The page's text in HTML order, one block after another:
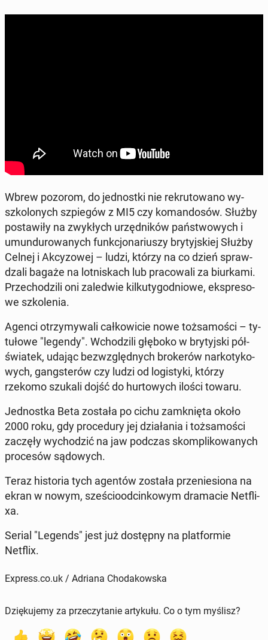
Wbrew pozorom, do jed­nost­ki nie re­kru­to­wa­no wy­
szko­lo­nych szpie­gów z MI5 czy ko­man­do­sów. Służby
po­sta­wi­ły na zwy­kłych urzęd­ni­ków pań­stwo­wych i
umun­du­ro­wa­nych funk­cjo­na­riu­szy bry­tyj­skiej Służby
Celnej i Ak­cy­zo­wej – ludzi, którzy na co dzień spraw­
dza­li bagaże na lot­ni­skach lub pra­co­wa­li za biur­ka­mi.
Prze­cho­dzi­li oni za­le­d­wie kil­ku­ty­go­dnio­we, eks­pre­so­
we szko­le­nia.
Agenci otrzy­my­wa­li cał­ko­wi­cie nowe toż­sa­mo­ści – ty­
tu­ło­we "legendy". Wcho­dzi­li głęboko w bry­tyj­ski pół­
świa­tek, udając bez­względ­nych bro­ke­rów nar­ko­ty­ko­
wych, gang­ste­rów czy ludzi od lo­gi­sty­ki, którzy
rzekomo szukali dojść do hur­to­wych ilości towaru.
Jed­nost­ka Beta została po cichu za­mknię­ta około
2000 roku, gdy pro­ce­du­ry jej dzia­ła­nia i toż­sa­mo­ści
zaczęły wy­cho­dzić na jaw podczas skom­pli­ko­wa­nych
pro­ce­sów są­do­wych.
Teraz hi­sto­ria tych agentów została prze­nie­sio­na na
ekran w nowym, sze­ścio­od­cin­ko­wym dra­ma­cie Net­fli­
xa.
Serial "Legends" jest już do­stęp­ny na plat­for­mie
Netflix.
Express.co.uk / Adriana Chodakowska
Dziękujemy za przeczytanie artykułu. Co o tym myślisz?